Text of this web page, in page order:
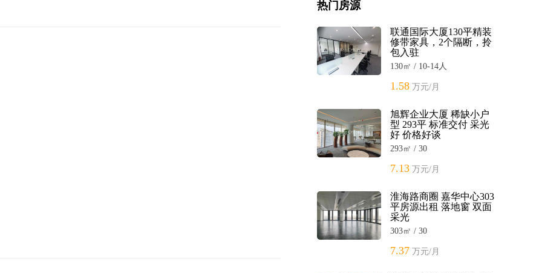
热门房源
联通国际大厦130平精装
修带家具，2个隔断，拎
包入驻
130㎡ / 10-14人
1.58 万元/月
旭辉企业大厦 稀缺小户
型 293平 标准交付 采光
好 价格好谈
293㎡ / 30
7.13 万元/月
淮海路商圈 嘉华中心303
平房源出租 落地窗 双面
采光
303㎡ / 30
7.37 万元/月